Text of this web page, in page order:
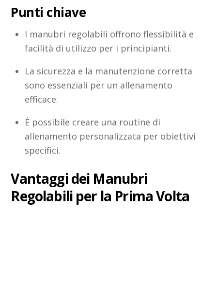
Punti chiave
I manubri regolabili offrono flessibilità e
facilità di utilizzo per i principianti.
La sicurezza e la manutenzione corretta
sono essenziali per un allenamento
efficace.
È possibile creare una routine di
allenamento personalizzata per obiettivi
specifici.
Vantaggi dei Manubri
Regolabili per la Prima Volta